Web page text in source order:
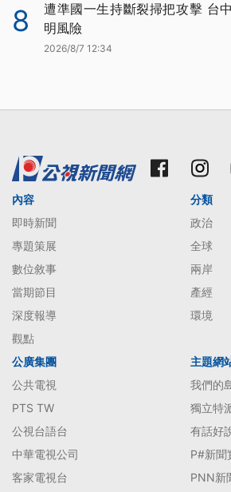
8
遭準國一生持斷裂掃把攻擊 台
明風險
2026/8/7 12:34
內容
即時新聞
專題策展
數位敘事
當期節目
深度報導
觀點
分類
政治
全球
兩岸
產經
環境
公廣集團
公共電視
PTS TW
公視台語台
中華電視公司
客家電視台
主題網
我們的
獨立特
有話好
P#新聞
PNN新